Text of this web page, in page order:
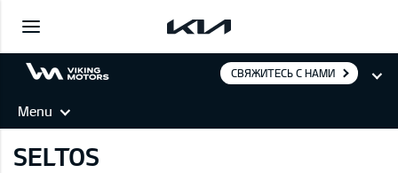
СВЯЖИТЕСЬ С НАМИ
Menu
SELTOS